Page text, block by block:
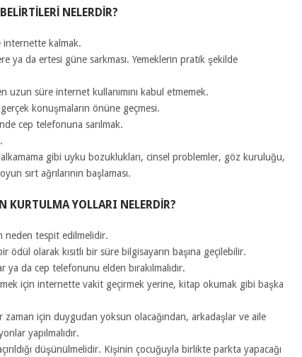
NELERDIR?
internette kalmak.
ya da ertesi güne sarkması. Yemeklerin pratik şekilde
uzun süre internet kullanımını kabul etmemek.
konuşmaların önüne geçmesi.
cep telefonuna sarılmak.
gibi uyku bozuklukları, cinsel problemler, göz kuruluğu,
sırt ağrılarının başlaması.
KURTULMA YOLLARI NELERDIR?
neden tespit edilmelidir.
olarak kısıtlı bir süre bilgisayarın başına geçilebilir.
ya da cep telefonunu elden bırakılmalıdır.
için internette vakit geçirmek yerine, kitap okumak gibi başka
zaman için duygudan yoksun olacağından, arkadaşlar ve aile
yapılmalıdır.
düşünülmelidir. Kişinin çocuğuyla birlikte parkta yapacağı